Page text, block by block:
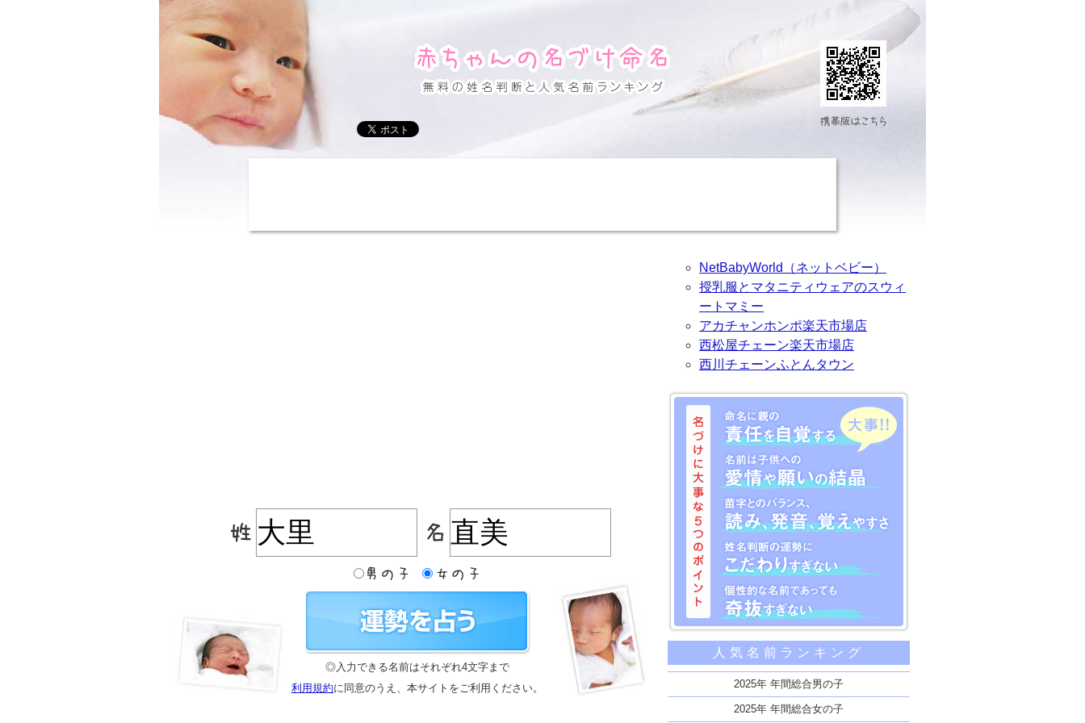
◎入力できる名前はそれぞれ4文字まで
利用規約に同意のうえ、本サイトをご利用ください。
NetBabyWorld（ネットベビー）
授乳服とマタニティウェアのスウィ
ートマミー
アカチャンホンポ楽天市場店
西松屋チェーン楽天市場店
西川チェーンふとんタウン
名づけに大事な5つのポイント
命名に親の責任を自覚する
名前は子供への愛情や願いの結晶
苗字とのバランス、読み、発音、覚えやすさ
姓名判断の運勢にこだわりすぎない
人気名前ランキング
2025年 年間総合男の子
2025年 年間総合女の子